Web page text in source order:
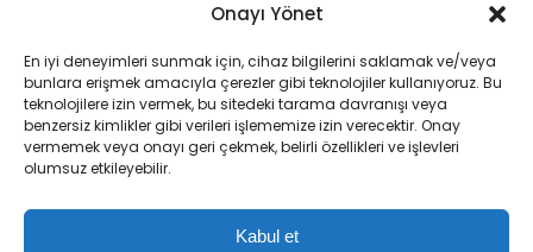
Onayı Yönet
En iyi deneyimleri sunmak için, cihaz bilgilerini saklamak ve/veya
bunlara erişmek amacıyla çerezler gibi teknolojiler kullanıyoruz. Bu
teknolojilere izin vermek, bu sitedeki tarama davranışı veya
benzersiz kimlikler gibi verileri işlememize izin verecektir. Onay
vermemek veya onayı geri çekmek, belirli özellikleri ve işlevleri
olumsuz etkileyebilir.
Kabul et
Türkiye Kitabı’ Temasıyla
Kutluyor
Yeni Parti Manisa İl
Başkanı Özalper
Tutuklandı: ‘Hukuk Değil,
Siyasi Baskı’